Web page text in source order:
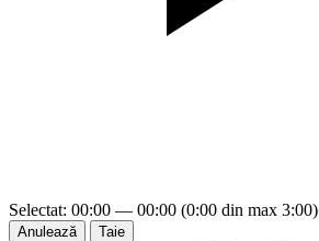
Selectat: 00:00 — 00:00 (0:00 din max 3:00)
Anulează Taie